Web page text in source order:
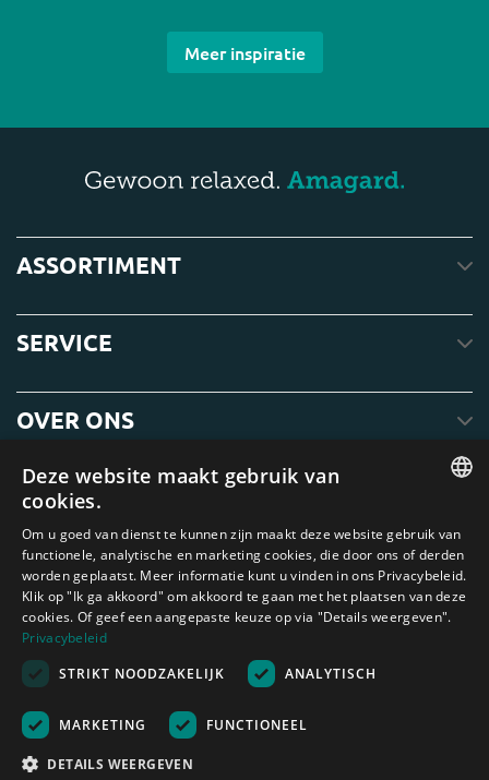
Meer inspiratie
ASSORTIMENT
SERVICE
OVER ONS
Amagard.com (Kranendonk B.V.) Geen van de teksten of foto's op deze
website mag zonder schriftelijke toestemming van Kranendonk B.V. worden
Nederland|Deutschland| België|Belgique|
Kingdom
DUTCH
GERMAN
Deze website maakt gebruik van
cookies.
Om u goed van dienst te kunnen zijn maakt deze website gebruik van
functionele, analytische en marketing cookies, die door ons of derden
worden geplaatst. Meer informatie kunt u vinden in ons Privacybeleid.
Klik op "Ik ga akkoord" om akkoord te gaan met het plaatsen van deze
cookies. Of geef een aangepaste keuze op via "Details weergeven".
Privacybeleid
STRIKT NOODZAKELIJK
ANALYTISCH
MARKETING FUNCTIONEEL
DETAILS WEERGEVEN